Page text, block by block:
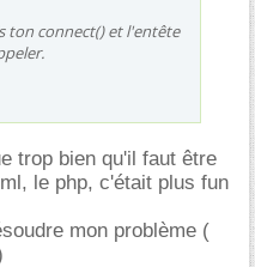
ton connect() et l'entête
trop bien qu'il faut être
le php, c'était plus fun
mon problème (